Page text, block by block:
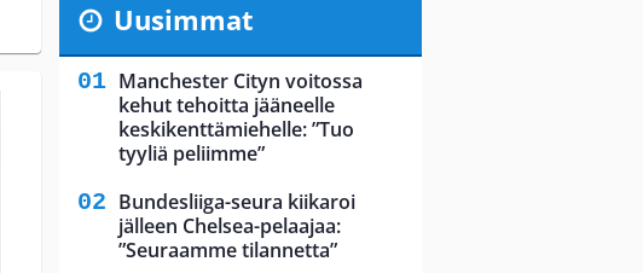
Uusimmat
Manchester Cityn voitossa
kehut tehoitta jääneelle
keskikenttämiehelle: ”Tuo
tyyliä peliimme”
Bundesliiga-seura kiikaroi
jälleen Chelsea-pelaajaa:
”Seuraamme tilannetta”